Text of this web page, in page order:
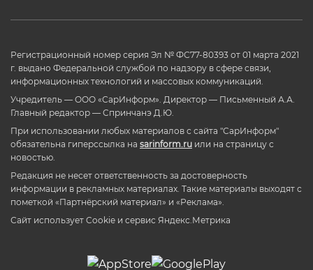
Регистрационный номер серия Эл № ФС77-80393 от 01 марта 2021
г. выдано Федеральной службой по надзору в сфере связи,
информационных технологий и массовых коммуникаций.
Учредитель — ООО «СарИнформ». Директор — Письменный А.А.
Главный редактор — Спринчанэ Д.Ю.
При использовании любых материалов с сайта "СарИнформ"
обязательна гиперссылка на sarinform.ru или на страницу с
новостью.
Редакция не несет ответственность за достоверность
информации в рекламных материалах. Такие материалы выходят с
пометкой «Партнёрский материал» и «Реклама».
Сайт использует Cookie и сервиc Яндекс.Метрика